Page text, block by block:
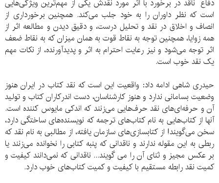
دفاع ناقد در برخورد با اثر مورد نقدش یکی از مهم‌ترین ویژگی‌هایی
است که نظر داوران را به خود جلب می‌کند. همچنین برخورداری از
انصاف و اخلاق در نقد و تحلیل درست، و دقیق دیدن و مطالعه اثر از
همه زوایا، همچنین توجه به نقاط قوت به همان میزان که به نقاط ضعف
اثر توجه می‌شود و نیز رعایت احترام به اثر و پدیدآورنده، از نکات مهم
یک نقد خوب است.
حیدری شاهی ادامه داد: واقعیت این است که نقد کتاب در ایران هنوز
وضعیت بسامانی ندارد و هنوز کارشناسان، دست اندرکاران کتاب و تولید
آن و حرفه‌ای‌های نقد حرف‌هایی می‌زنند که اندکی مایوس کننده است.
آنها از کتاب‌هایی به نام کتاب‌های ترجمه که نویسنده‌های ساختگی دارد،
سخن می‌گویند! از کتابسازی‌های سازمان یافته، از مطالبی به نام نقد که
ربطی به این مقوله ندارند و ناقدانی که پنبه کتابی را نخوانده می‌زنند یا
بر عکس مجیز و ثنای آن را می گویند... ناقدانی که نمی‌دانند کیفیت و
کمیت نقد رابطه مستقیم با کیفیت و کمیت کتاب‌های خوب دارد.